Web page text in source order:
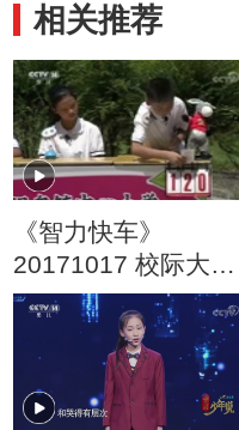
相关推荐
《智力快车》
20171017 校际大比
拼